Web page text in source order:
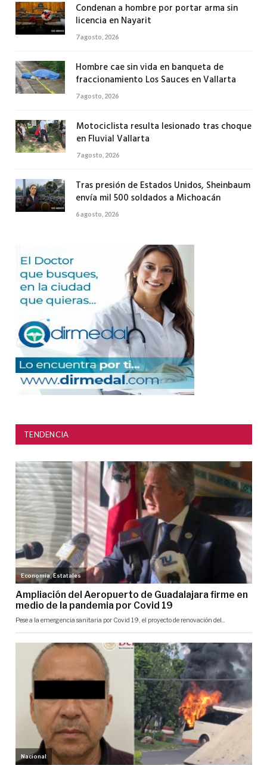
Condenan a hombre por portar arma sin
licencia en Nayarit
7 agosto, 2026
Hombre cae sin vida en banqueta de
fraccionamiento Los Sauces en Vallarta
7 agosto, 2026
Motociclista resulta lesionado tras choque
en Fluvial Vallarta
7 agosto, 2026
Tras presión de Estados Unidos, Sheinbaum
envía mil 500 soldados a Michoacán
6 agosto, 2026
TENDENCIA